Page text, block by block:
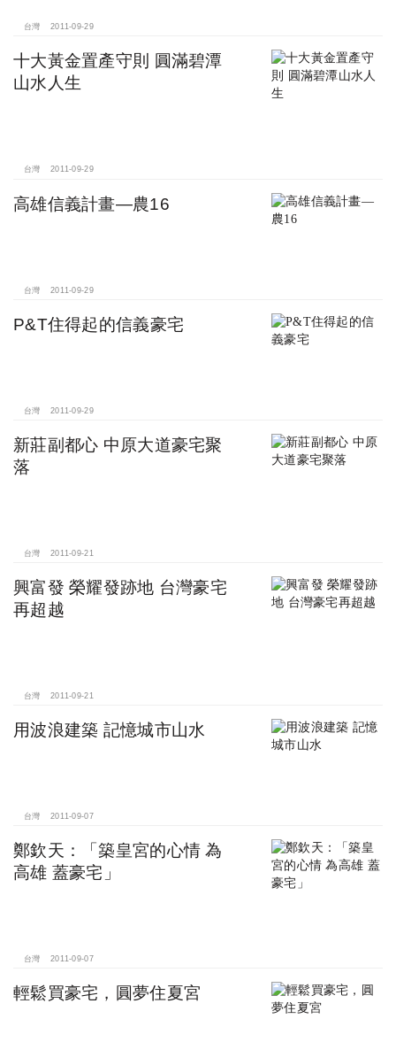
台灣 2011-09-29
十大黃金置產守則 圓滿碧潭
山水人生
台灣 2011-09-29
高雄信義計畫—農16
台灣 2011-09-29
P&T住得起的信義豪宅
台灣 2011-09-29
新莊副都心 中原大道豪宅聚
落
台灣 2011-09-21
興富發 榮耀發跡地 台灣豪宅
再超越
台灣 2011-09-21
用波浪建築 記憶城市山水
台灣 2011-09-07
鄭欽天：「築皇宮的心情 為
高雄 蓋豪宅」
台灣 2011-09-07
輕鬆買豪宅，圓夢住夏宮